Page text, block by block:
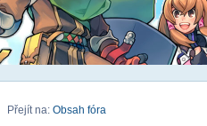
Přejít na: Obsah fóra